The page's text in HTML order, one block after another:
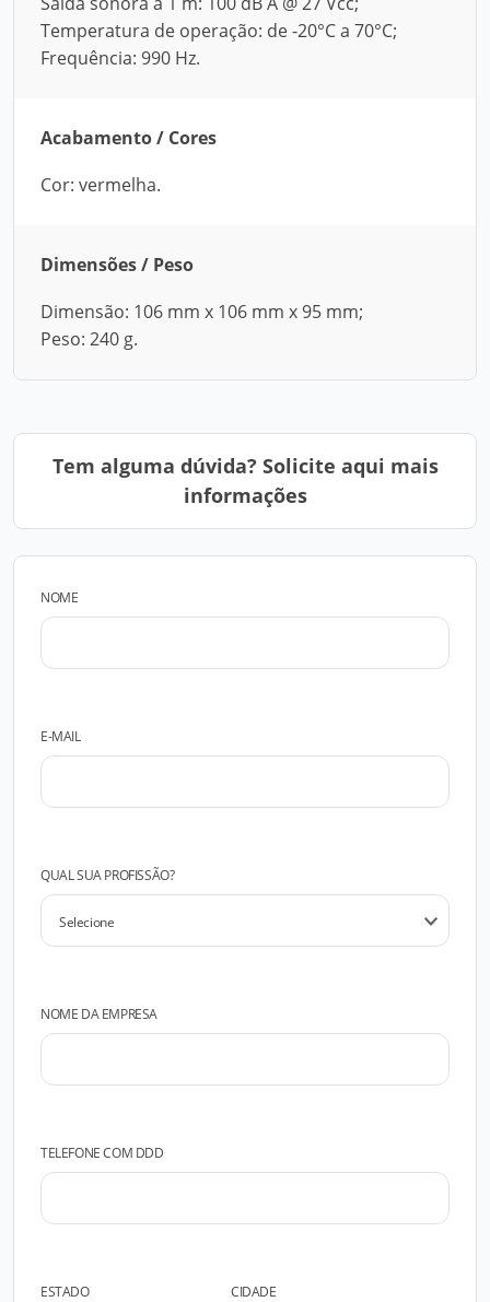
Temperatura de operação: de -20°C a 70°C;
Frequência: 990 Hz.
Acabamento / Cores
Cor: vermelha.
Dimensões / Peso
Dimensão: 106 mm x 106 mm x 95 mm;
Peso: 240 g.
Tem alguma dúvida? Solicite aqui mais
informações
NOME
E-MAIL
QUAL SUA PROFISSÃO?
NOME DA EMPRESA
TELEFONE COM DDD
ESTADO CIDADE